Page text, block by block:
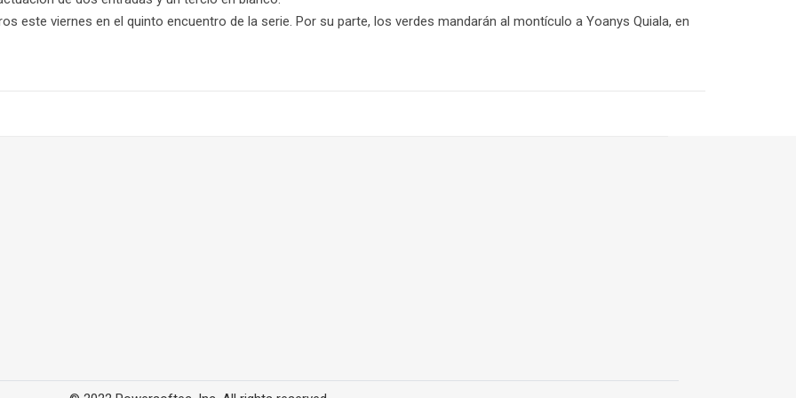
este viernes en el quinto encuentro de la serie. Por su parte, los verdes mandarán al montículo a Yoanys Quiala, en